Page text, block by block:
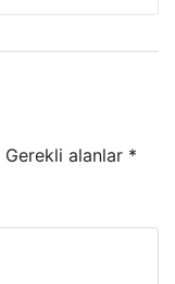
Gerekli alanlar *